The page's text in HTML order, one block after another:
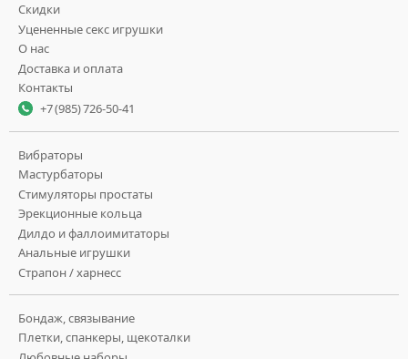
Скидки
Уцененные секс игрушки
О нас
Доставка и оплата
Контакты
+7 (985) 726-50-41
Вибраторы
Мастурбаторы
Стимуляторы простаты
Эрекционные кольца
Дилдо и фаллоимитаторы
Анальные игрушки
Страпон / харнесс
Бондаж, связывание
Плетки, спанкеры, щекоталки